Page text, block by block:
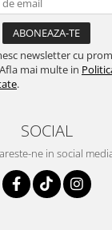
newsletter cu
mai multe in
.
SOCIAL
ne in social